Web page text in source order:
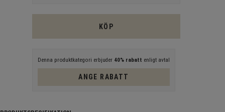
KÖP
Denna produktkategori erbjuder 40% rabatt enligt avtal
ANGE RABATT